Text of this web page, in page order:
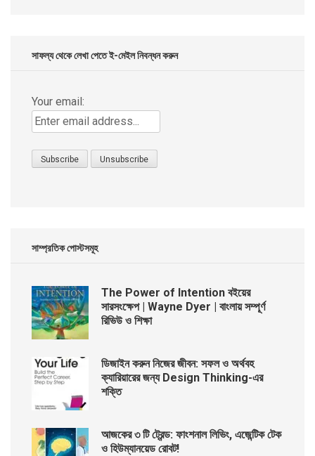
সাফল্য থেকে লেখা পেতে ই-মেইল নিবন্ধন করুন
Your email:
সাম্প্রতিক পোস্টসমূহ
The Power of Intention বইয়ের
সারসংক্ষেপ | Wayne Dyer | বাংলায় সম্পূর্ণ
রিভিউ ও শিক্ষা
ডিজাইন করুন নিজের জীবন: সফল ও অর্থবহ
ক্যারিয়ারের জন্য Design Thinking-এর
শক্তি
আজকের ৩ টি ট্রেন্ড: ফাংশনাল লিভিং, এজেন্টিক টেক
ও হিউম্যানয়েড রোবট!